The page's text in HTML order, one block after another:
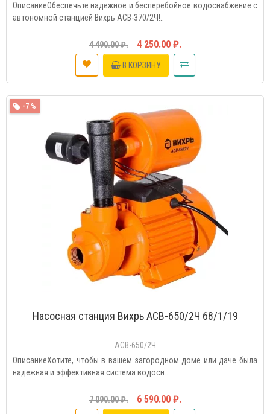
ОписаниеОбеспечьте надежное и бесперебойное водоснабжение с
автономной станцией Вихрь АСВ-370/2Ч!..
4 490.00 ₽. 4 250.00 ₽.
В КОРЗИНУ
-7 %
Насосная станция Вихрь АСВ-650/2Ч 68/1/19
АСВ-650/2Ч
ОписаниеХотите, чтобы в вашем загородном доме или даче была
надежная и эффективная система водосн..
7 090.00 ₽. 6 590.00 ₽.